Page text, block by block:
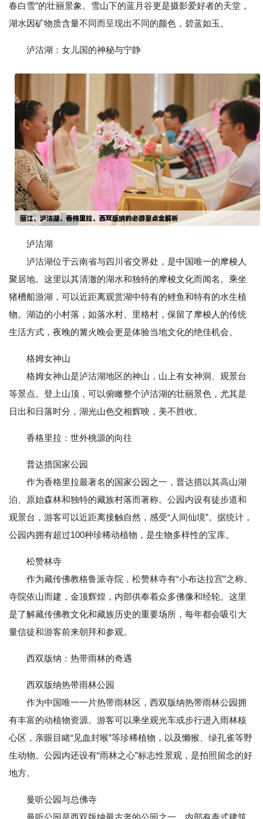
春白雪”的壮丽景象。雪山下的蓝月谷更是摄影爱好者的天堂，
湖水因矿物质含量不同而呈现出不同的颜色，碧蓝如玉。
泸沽湖：女儿国的神秘与宁静
泸沽湖
泸沽湖位于云南省与四川省交界处，是中国唯一的摩梭人
聚居地。这里以其清澈的湖水和独特的摩梭文化而闻名。乘坐
猪槽船游湖，可以近距离观赏湖中特有的鲤鱼和特有的水生植
物。湖边的小村落，如落水村、里格村，保留了摩梭人的传统
生活方式，夜晚的篝火晚会更是体验当地文化的绝佳机会。
格姆女神山
格姆女神山是泸沽湖地区的神山，山上有女神洞、观景台
等景点。登上山顶，可以俯瞰整个泸沽湖的壮丽景色，尤其是
日出和日落时分，湖光山色交相辉映，美不胜收。
香格里拉：世外桃源的向往
普达措国家公园
作为香格里拉最著名的国家公园之一，普达措以其高山湖
泊、原始森林和独特的藏族村落而著称。公园内设有徒步道和
观景台，游客可以近距离接触自然，感受“人间仙境”。据统计，
公园内拥有超过100种珍稀动植物，是生物多样性的宝库。
松赞林寺
作为藏传佛教格鲁派寺院，松赞林寺有“小布达拉宫”之称。
寺院依山而建，金顶辉煌，内部供奉着众多佛像和经轮。这里
是了解藏传佛教文化和藏族历史的重要场所，每年都会吸引大
量信徒和游客前来朝拜和参观。
西双版纳：热带雨林的奇遇
西双版纳热带雨林公园
作为中国唯一一片热带雨林区，西双版纳热带雨林公园拥
有丰富的动植物资源。游客可以乘坐观光车或步行进入雨林核
心区，亲眼目睹“见血封喉”等珍稀植物，以及懒猴、绿孔雀等野
生动物。公园内还设有“雨林之心”标志性景观，是拍照留念的好
地方。
曼听公园与总佛寺
曼听公园是西双版纳最古老的公园之一，内部有泰式建筑